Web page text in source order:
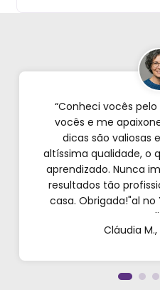
“Conheci vocês
vocês e me
dicas são valiosas
altíssima qualidade, o
aprendizado. Nunca
resultados tão
casa. Obrigada!"al
testar em casa. As
produtos sãoCláudia